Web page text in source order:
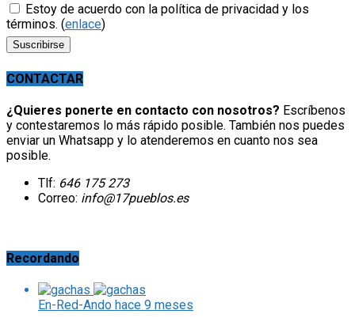
Estoy de acuerdo con la política de privacidad y los
términos. (enlace)
CONTACTAR
¿Quieres ponerte en contacto con nosotros? Escríbenos
y contestaremos lo más rápido posible. También nos puedes
enviar un Whatsapp y lo atenderemos en cuanto nos sea
posible.
Tlf: 646 175 273
Correo: info@17pueblos.es
Recordando
En-Red-Ando hace 9 meses